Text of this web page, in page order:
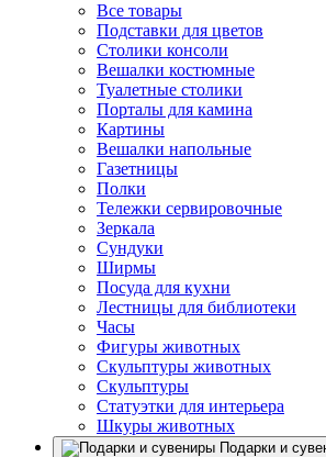
Все товары
Подставки для цветов
Столики консоли
Вешалки костюмные
Туалетные столики
Порталы для камина
Картины
Вешалки напольные
Газетницы
Полки
Тележки сервировочные
Зеркала
Сундуки
Ширмы
Посуда для кухни
Лестницы для библиотеки
Часы
Фигуры животных
Скульптуры животных
Скульптуры
Статуэтки для интерьера
Шкуры животных
Подарки и